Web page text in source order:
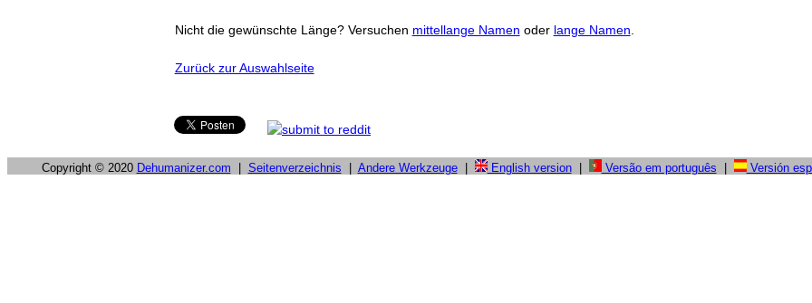
Nicht die gewünschte Länge? Versuchen mittellange Namen oder lange Namen
Zurück zur Auswahlseite
Copyright © 2020 Dehumanizer.com | Seitenverzeichnis | Andere Werkzeuge| English version| Versão em português | Versión